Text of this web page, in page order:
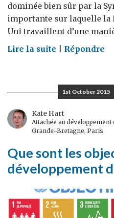
dominée bien sûr par la
importante sur laquelle la
Uni travaillent d’une
Lire la suite on
du
Royaume-
Uni
à
l’ONU
Répondre
1st October 2015
Kate Hart
Attachée au
Grande-Bretagne, Paris
Que sont les
développement